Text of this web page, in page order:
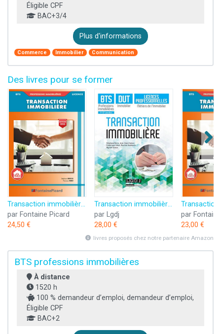
Éligible CPF
BAC+3/4
Plus d'informations
Commerce Immobilier Communication
Des livres pour se former
Transaction immobilière BTS Professions immobilières / Licence
par Fontaine Picard
24,50 €
Transaction immobilière - BTS Professions immobilières, DUT immobilier, Licences professionnelles Mé
par Lgdj
28,00 €
par
23,00 €
livres proposés chez notre partenaire Amazon
BTS professions immobilières
À distance
1520 h
100 % demandeur d’emploi, demandeur d’emploi,
Éligible CPF
BAC+2